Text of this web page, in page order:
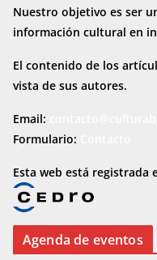
Nuestro objetivo es ser
información cultural en
El contenido de los
vista de sus autores.
Email:
Formulario:
Esta web está registrada
Agenda de eventos